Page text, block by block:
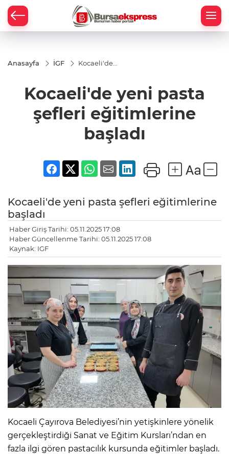
Anasayfa İGF
Kocaeli'de
eğitimlerine
başladı
Kocaeli'de yeni pasta
şefleri eğitimlerine
başladı
Kocaeli'de yeni pasta şefleri eğitimlerine
başladı
Haber Giriş Tarihi: 05.11.2025 17:08
Haber Güncellenme Tarihi: 05.11.2025 17:08
Kaynak: IGF
Kocaeli Çayırova Belediyesi’nin yetişkinlere yönelik
gerçekleştirdiği Sanat ve Eğitim Kursları’ndan en
fazla ilgi gören pastacılık kursunda eğitimler başladı.